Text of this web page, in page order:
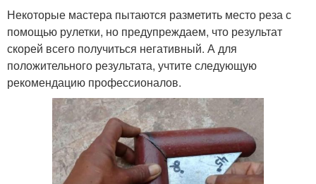
Некоторые мастера пытаются разметить место реза с
помощью рулетки, но предупреждаем, что результат
скорей всего получиться негативный. А для
положительного результата, учтите следующую
рекомендацию профессионалов.